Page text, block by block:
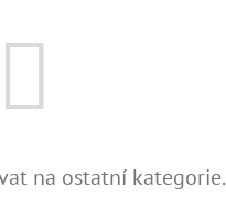
na ostatní kategorie.